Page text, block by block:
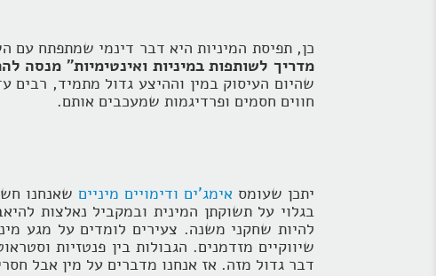
כן, תפיסת המיניות היא דבר דינמי שמתפתח
מדריך לשותפות במיניות ואינטימיות" מנסה
שהיום העיסוק במין וההיצע גדול מתמיד, רבים
חווים חסמים ופרדיגמות שמעכבים אותם.
יתכן שעומס אימג'ים ודימויים מינייםשאנחנו
בגלוי על תשוקתן המינית ובמקביל נאלצות
להיות שחקני משנה. צעירים לומדים על מגע
שיווקיים מזדמנים. הגבולות בין פנטזיות
דבר גדול מזה. אז אנחנו מדברים על מין אבל